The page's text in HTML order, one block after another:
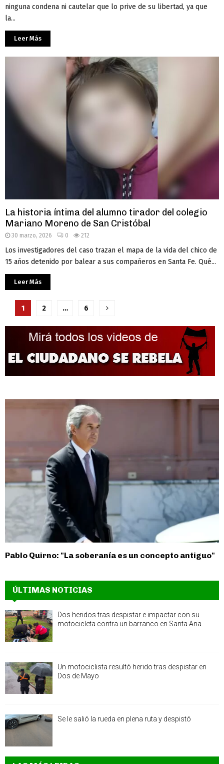
ninguna condena ni cautelar que lo prive de su libertad, ya que
la...
Leer Más
La historia íntima del alumno tirador del colegio
Mariano Moreno de San Cristóbal
30 marzo, 2026 0 212
Los investigadores del caso trazan el mapa de la vida del chico de
15 años detenido por balear a sus compañeros en Santa Fe. Qué...
Leer Más
Paginación
de
entradas
1 2 … 6
Pablo Quirno: "La soberanía es un concepto antiguo"
ÚLTIMAS NOTICIAS
Dos heridos tras despistar e impactar con su
motocicleta contra un barranco en Santa Ana
Un motociclista resultó herido tras despistar en
Dos de Mayo
Se le salió la rueda en plena ruta y despistó